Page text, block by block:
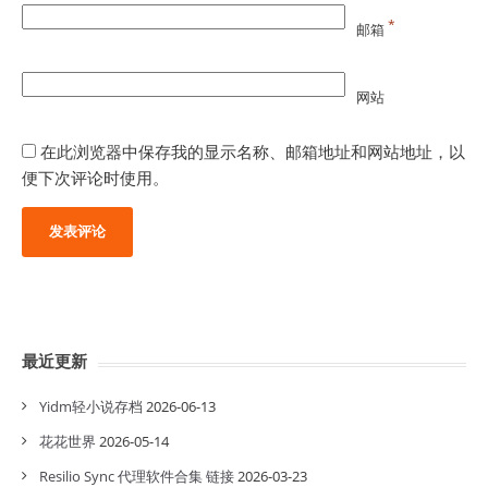
邮箱*
网站
在此浏览器中保存我的显示名称、邮箱地址和网站地址，以
便下次评论时使用。
最近更新
Yidm轻小说存档 2026-06-13
花花世界 2026-05-14
Resilio Sync 代理软件合集 链接2026-03-23